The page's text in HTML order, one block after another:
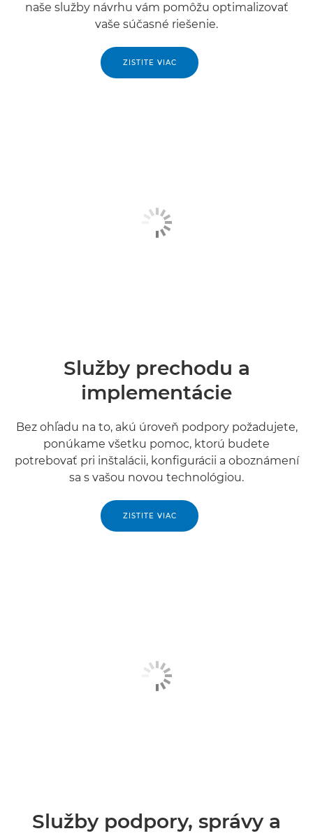
naše služby návrhu vám pomôžu optimalizovať
vaše súčasné riešenie.
ZISTITE VIAC
Služby prechodu a
implementácie
Bez ohľadu na to, akú úroveň podpory požadujete,
ponúkame všetku pomoc, ktorú budete
potrebovať pri inštalácii, konfigurácii a oboznámení
sa s vašou novou technológiou.
ZISTITE VIAC
Služby podpory, správy a